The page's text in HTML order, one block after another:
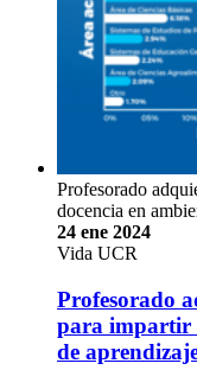
Profesorado
docencia en
24 ene 2024
Vida UCR
Profesorado
para impartir
de